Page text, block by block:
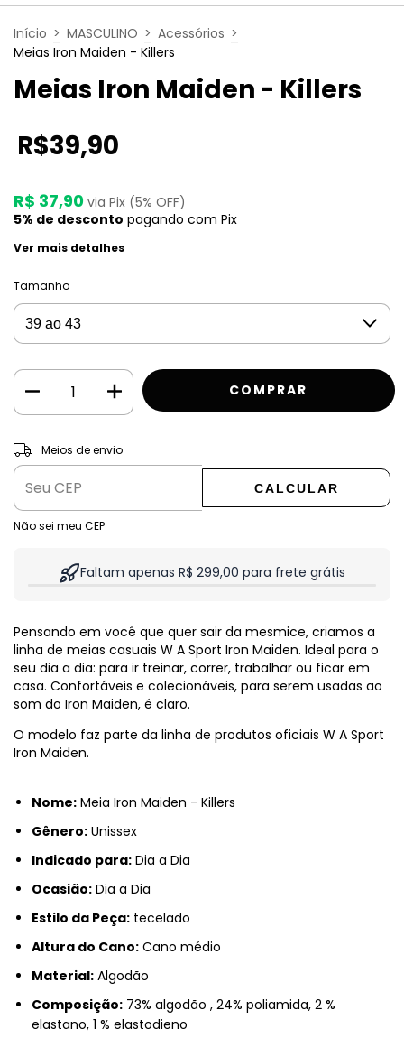
Início > MASCULINO > Acessórios >
Meias Iron Maiden - Killers
Meias Iron Maiden - Killers
R$39,90
R$ 37,90 via Pix (5% OFF)
5% de desconto pagando com Pix
Ver mais detalhes
Tamanho
Entregas para o CEP:
Meios de envio
CALCULAR
Não sei meu CEP
Faltam apenas R$ 299,00 para frete grátis
Pensando em você que quer sair da mesmice, criamos a
linha de meias casuais W A Sport Iron Maiden. Ideal para o
seu dia a dia: para ir treinar, correr, trabalhar ou ficar em
casa. Confortáveis e colecionáveis, para serem usadas ao
som do Iron Maiden, é claro.
O modelo faz parte da linha de produtos oficiais W A Sport
Iron Maiden.
Nome: Meia Iron Maiden - Killers
Gênero: Unissex
Indicado para: Dia a Dia
Ocasião: Dia a Dia
Estilo da Peça: tecelado
Altura do Cano: Cano médio
Material: Algodão
Composição: 73% algodão , 24% poliamida, 2 %
elastano, 1 % elastodieno